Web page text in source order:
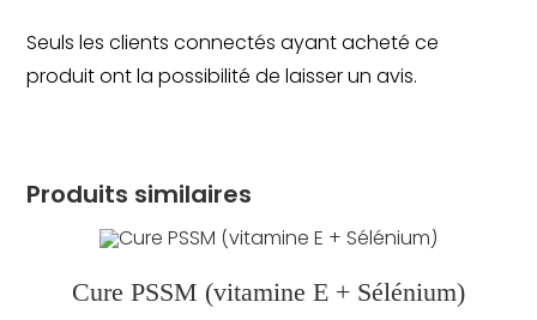
Seuls les clients connectés ayant acheté ce
produit ont la possibilité de laisser un avis.
Produits similaires
Cure PSSM (vitamine E + Sélénium)